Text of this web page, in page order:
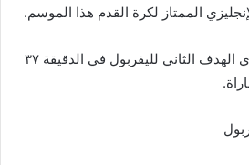
الممتاز لكرة القدم هذا الموسم.
وأضاف دومينيك سوبوسلاي الهدف الثاني لليفربول في الدقيقة ٣٧